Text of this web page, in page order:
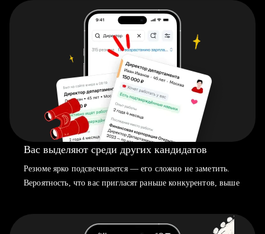
Вас выделяют среди других кандидатов
Резюме ярко подсвечивается — его сложно не заметить.
Вероятность, что вас пригласят раньше конкурентов, выше